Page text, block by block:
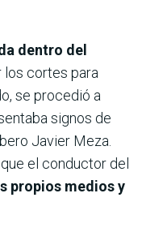
dentro del
los cortes para
se procedió a
signos de
Javier Meza.
el conductor del
propios medios y